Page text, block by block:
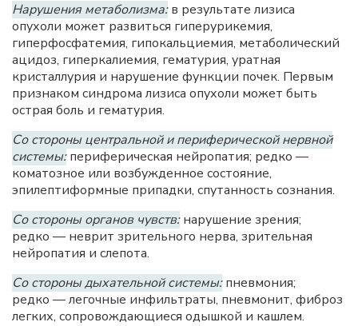
Нарушения метаболизма:в результате лизиса
опухоли может развиться гиперурикемия,
гиперфосфатемия, гипокальциемия, метаболический
ацидоз, гиперкалиемия, гематурия, уратная
кристаллурия и нарушение функции почек. Первым
признаком синдрома лизиса опухоли может быть
острая боль и гематурия.
Со стороны центральной и периферической нервной
системы:периферическая нейропатия; редко —
коматозное или возбужденное состояние,
эпилептиформные припадки, спутанность сознания.
Со стороны органов чувств:нарушение зрения;
редко — неврит зрительного нерва, зрительная
нейропатия и слепота.
Со стороны дыхательной системы:пневмония;
редко — легочные инфильтраты, пневмонит, фиброз
легких, сопровождающиеся одышкой и кашлем.